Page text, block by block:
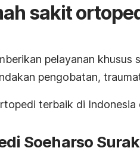
sakit
pelayanan khusus
pengobatan,
terbaik di Indonesia
Soeharso